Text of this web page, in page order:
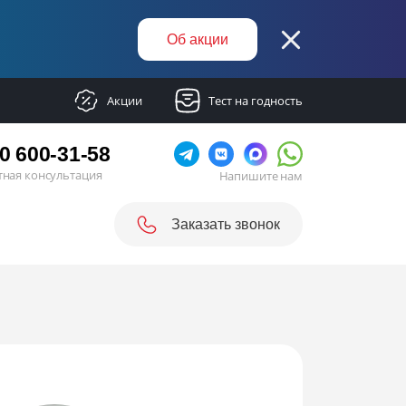
Об акции
Акции Тест на годность
600-31-58
консультация Напишите нам
Заказать звонок